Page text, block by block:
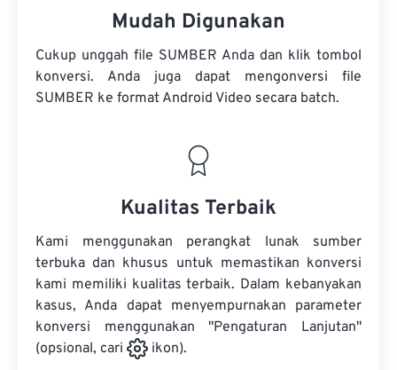
Mudah Digunakan
Cukup unggah file SUMBER Anda dan klik tombol
konversi. Anda juga dapat mengonversi file
SUMBER ke format Android Video secara batch.
Kualitas Terbaik
Kami menggunakan perangkat lunak sumber
terbuka dan khusus untuk memastikan konversi
kami memiliki kualitas terbaik. Dalam kebanyakan
kasus, Anda dapat menyempurnakan parameter
konversi menggunakan "Pengaturan Lanjutan"
(opsional, cari
ikon).